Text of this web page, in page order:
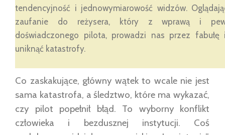
tendencyjność i jednowymiarowość widzów.
zaufanie do reżysera, który z wprawą i
doświadczonego pilota, prowadzi nas przez
uniknąć katastrofy.
Co zaskakujące, główny wątek to wcale nie jest
sama katastrofa, a śledztwo, które ma wykazać,
czy pilot popełnił błąd. To wyborny konflikt
człowieka i bezdusznej instytucji. Coś